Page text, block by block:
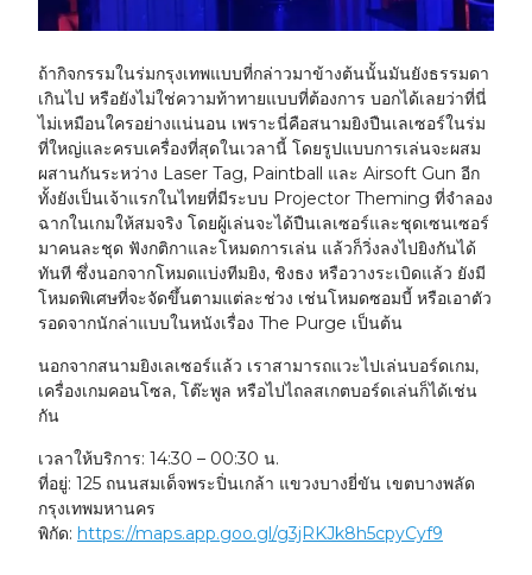
ถ้ากิจกรรมในร่มกรุงเทพแบบที่กล่าวมาข้างต้นนั้นมันยังธรรมดา
เกินไป หรือยังไม่ใช่ความท้าทายแบบที่ต้องการ บอกได้เลยว่าที่นี่
ไม่เหมือนใครอย่างแน่นอน เพราะนี่คือสนามยิงปืนเลเซอร์ในร่ม
ที่ใหญ่และครบเครื่องที่สุดในเวลานี้ โดยรูปแบบการเล่นจะผสม
ผสานกันระหว่าง Laser Tag, Paintball และ Airsoft Gun อีก
ทั้งยังเป็นเจ้าแรกในไทยที่มีระบบ Projector Theming ที่จำลอง
ฉากในเกมให้สมจริง โดยผู้เล่นจะได้ปืนเลเซอร์และชุดเซนเซอร์
มาคนละชุด ฟังกติกาและโหมดการเล่น แล้วก็วิ่งลงไปยิงกันได้
ทันที ซึ่งนอกจากโหมดแบ่งทีมยิง, ชิงธง หรือวางระเบิดแล้ว ยังมี
โหมดพิเศษที่จะจัดขึ้นตามแต่ละช่วง เช่นโหมดซอมบี้ หรือเอาตัว
รอดจากนักล่าแบบในหนังเรื่อง The Purge เป็นต้น
นอกจากสนามยิงเลเซอร์แล้ว เราสามารถแวะไปเล่นบอร์ดเกม,
เครื่องเกมคอนโซล, โต๊ะพูล หรือไปไถลสเกตบอร์ดเล่นก็ได้เช่น
กัน
เวลาให้บริการ: 14:30 – 00:30 น.
ที่อยู่: 125 ถนนสมเด็จพระปิ่นเกล้า แขวงบางยี่ขัน เขตบางพลัด
กรุงเทพมหานคร
พิกัด: https://maps.app.goo.gl/g3jRKJk8h5cpyCyf9